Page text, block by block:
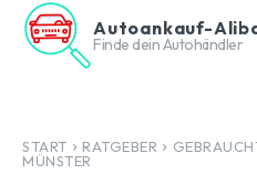
Autoankauf-
Finde dein Autohändler
START RATGEBER
MÜNSTER